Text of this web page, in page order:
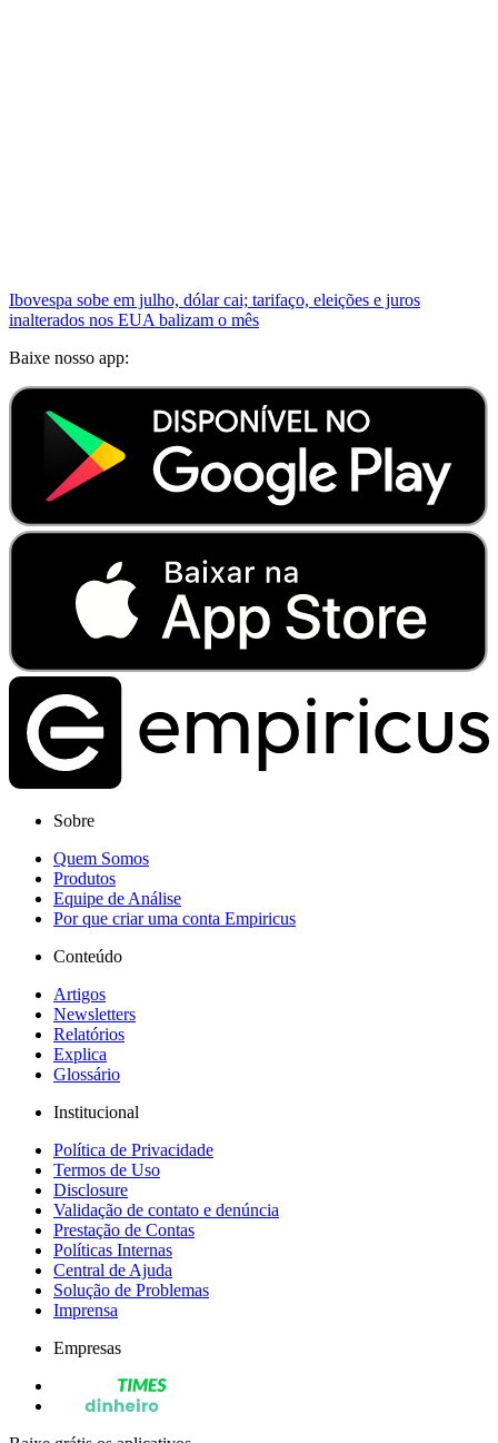
Ibovespa sobe em julho, dólar cai; tarifaço, eleições e juros
inalterados nos EUA balizam o mês
Baixe nosso app:
Sobre
Quem Somos
Produtos
Equipe de Análise
Por que criar uma conta Empiricus
Conteúdo
Artigos
Newsletters
Relatórios
Explica
Glossário
Institucional
Política de Privacidade
Termos de Uso
Disclosure
Validação de contato e denúncia
Prestação de Contas
Políticas Internas
Central de Ajuda
Solução de Problemas
Imprensa
Empresas